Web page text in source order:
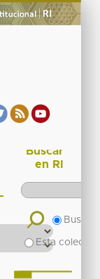
Buscar
en RI
Buscar
Esta